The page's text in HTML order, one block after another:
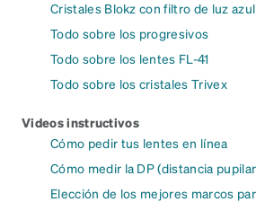
Cristales Blokz con filtro de luz azul
Todo sobre los progresivos
Todo sobre los lentes FL-41
Todo sobre los cristales Trivex
Videos instructivos
Cómo pedir tus lentes en línea
Cómo medir la DP (distancia
Elección de los mejores marcos